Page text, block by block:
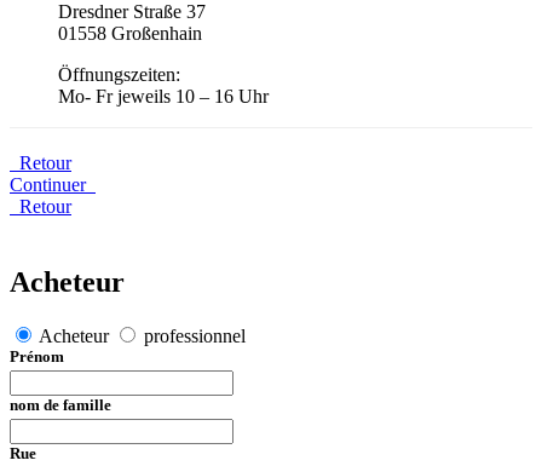
Dresdner Straße 37
01558 Großenhain
Öffnungszeiten:
Mo- Fr jeweils 10 – 16 Uhr
Retour
Continuer
Retour
Acheteur
Acheteur professionnel
Prénom
nom de famille
Rue